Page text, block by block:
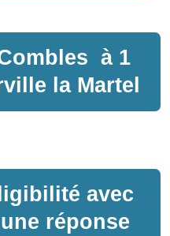
à 1
la Martel
avec
réponse